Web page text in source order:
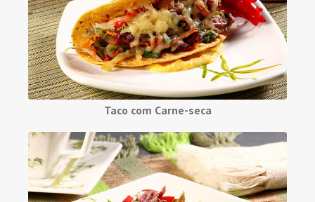
Taco com Carne-seca